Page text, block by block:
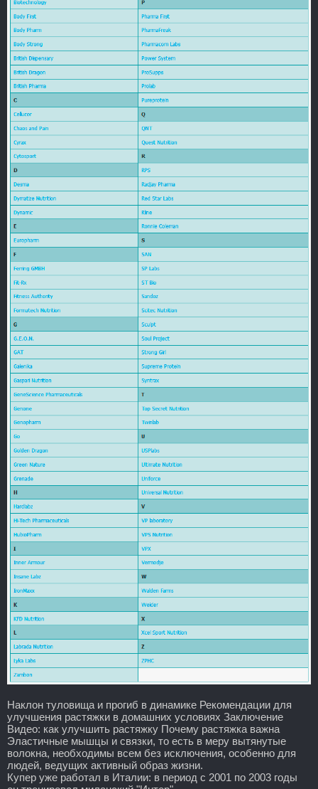
Наклон туловища и прогиб в динамике Рекомендации для
улучшения растяжки в домашних условиях Заключение
Видео: как улучшить растяжку Почему растяжка важна
Эластичные мышцы и связки, то есть в меру вытянутые
волокна, необходимы всем без исключения, особенно для
людей, ведущих активный образ жизни.
Купер уже работал в Италии: в период с 2001 по 2003 годы